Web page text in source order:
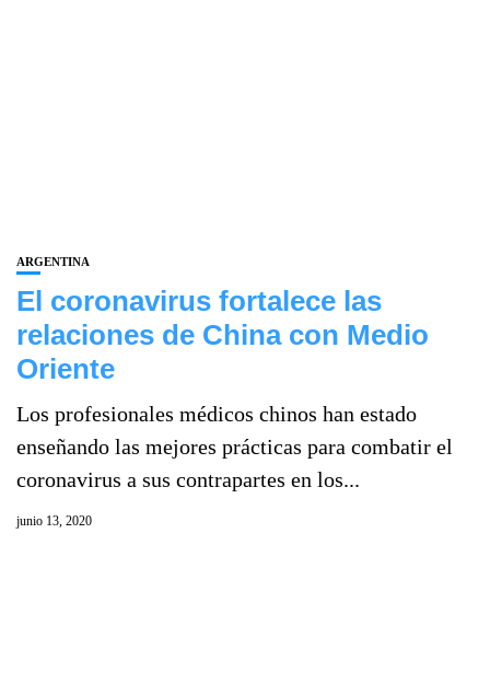
ARGENTINA
El coronavirus fortalece las
relaciones de China con Medio
Oriente
Los profesionales médicos chinos han estado
enseñando las mejores prácticas para combatir el
coronavirus a sus contrapartes en los...
junio 13, 2020